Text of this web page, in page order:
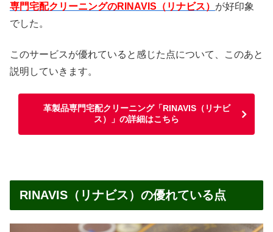
専門宅配クリーニングのRINAVIS（リナビス） が好印象
でした。
このサービスが優れていると感じた点について、このあと
説明していきます。
革製品専門宅配クリーニング「RINAVIS（リナビ
ス）」の詳細はこちら
RINAVIS（リナビス）の優れている点